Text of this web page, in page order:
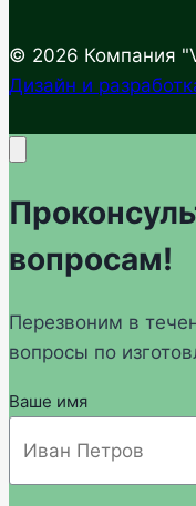
© 2026 Компания
Дизайн и
вопросам!
Перезвоним в
вопросы по
Ваше имя